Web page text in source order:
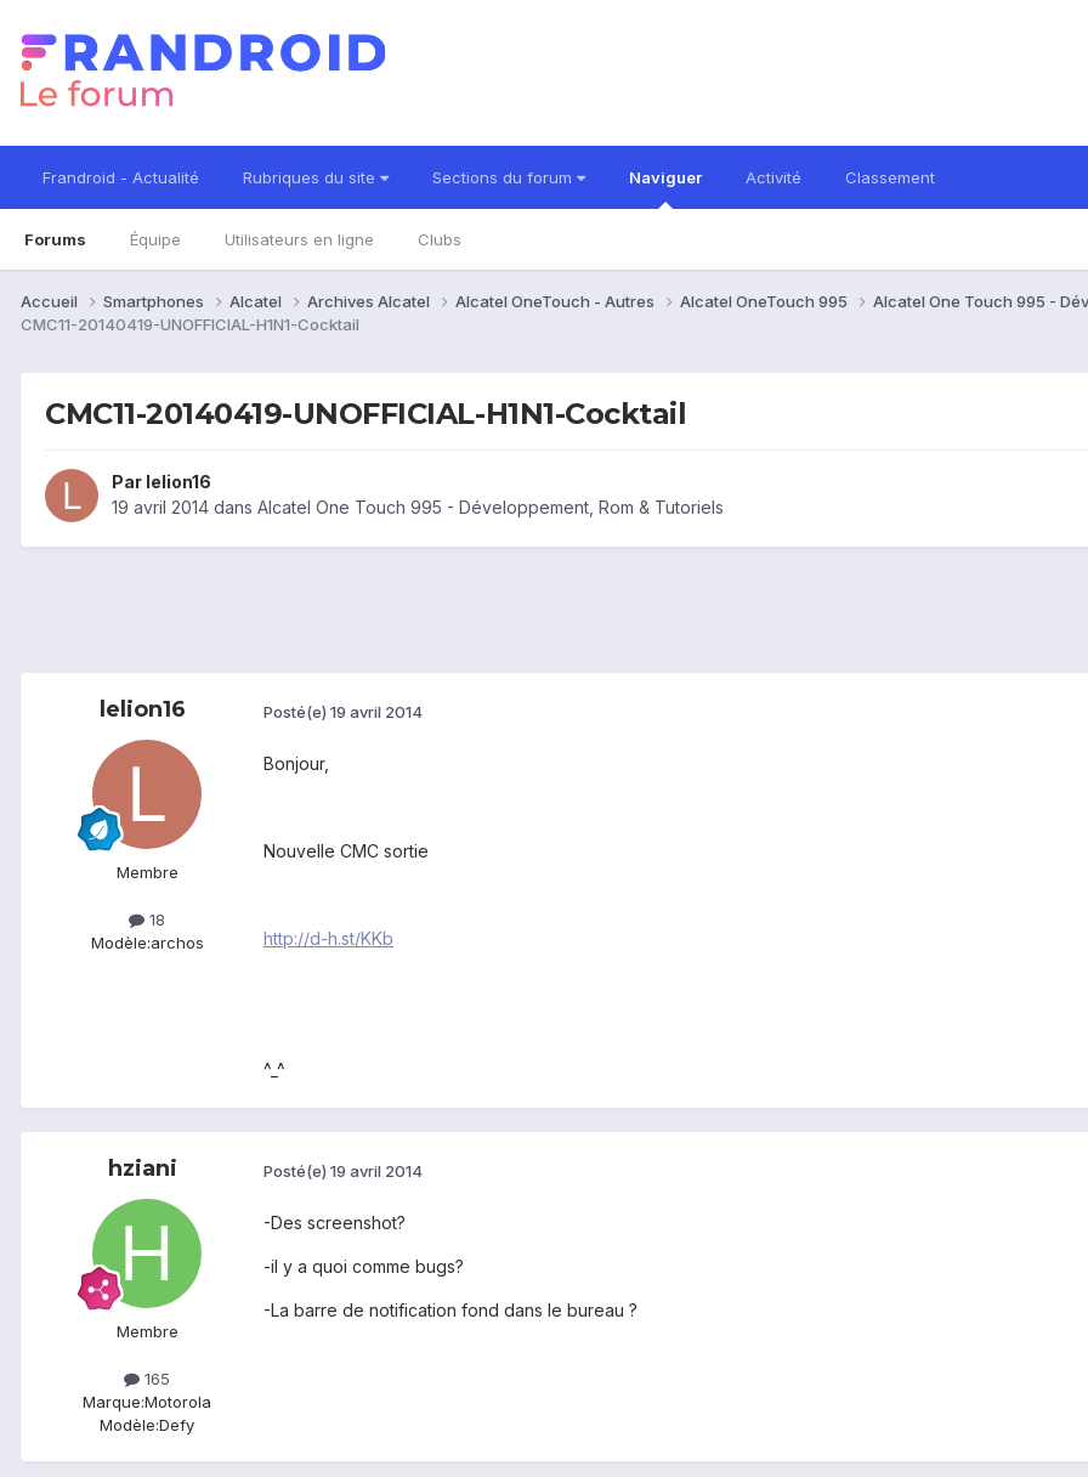
Frandroid - Actualité Rubriques du site Sections du forum Naviguer
Forums Équipe Utilisateurs en ligne Clubs
Activité Classement
Accueil Smartphones Alcatel Archives Alcatel Alcatel OneTouch - Autres Alcatel OneTouch 995
Alcatel One Touch 995 -
CMC11-20140419-UNOFFICIAL-H1N1-Cocktail
CMC11-20140419-UNOFFICIAL-H1N1-Cocktail
Par lelion16
19 avril 2014 dans Alcatel One Touch 995 - Développement, Rom & Tutoriels
lelion16
Membre
18
Modèle:archos
Posté(e) 19 avril 2014
Bonjour,
Nouvelle CMC sortie
http://d-h.st/KKb
^_^
hziani
Membre
165
Marque:Motorola
Modèle:Defy
Posté(e) 19 avril 2014
-Des screenshot?
-il y a quoi comme bugs?
-La barre de notification fond dans le bureau ?